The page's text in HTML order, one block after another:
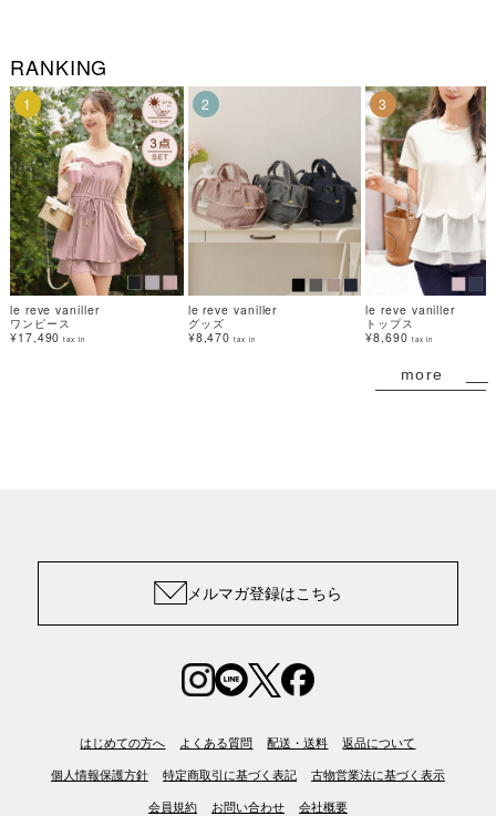
RANKING
1
le reve vaniller
ワンピース
¥17,490 tax in
2
le reve vaniller
グッズ
¥8,470 tax in
3
le reve vaniller
トップス
¥8,690 tax in
more
メルマガ登録はこちら
はじめての方へ よくある質問 配送・送料 返品について
個人情報保護方針 特定商取引に基づく表記 古物営業法に基づく表示
会員規約 お問い合わせ 会社概要